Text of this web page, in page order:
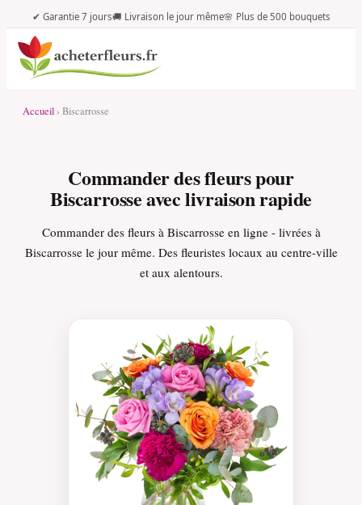
✔ Garantie 7 jours🚚 Livraison le jour même🌸 Plus de 500 bouquets
Accueil › Biscarrosse
Commander des fleurs pour
Biscarrosse avec livraison rapide
Commander des fleurs à Biscarrosse en ligne - livrées à
Biscarrosse le jour même. Des fleuristes locaux au centre-ville
et aux alentours.